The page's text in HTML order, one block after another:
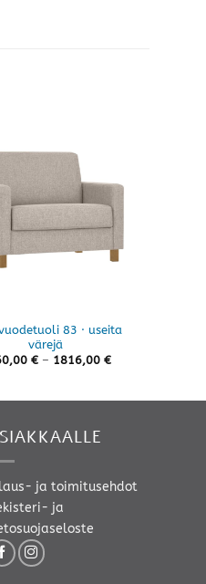
83 · useita
värejä
€ – 1816,00 €Hintaluokka:
ja toimitusehdot
ja